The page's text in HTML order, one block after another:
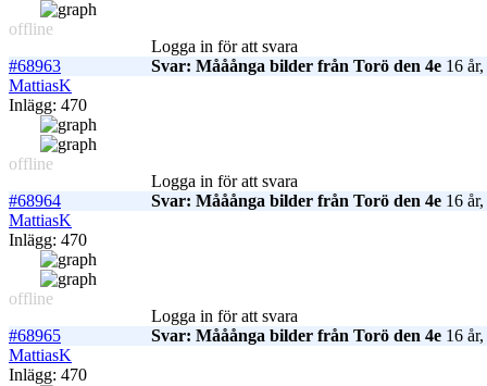
offline
Logga in för att svara
#68963
Svar: Mååånga bilder från Torö den 4e 16
MattiasK
Inlägg: 470
offline
Logga in för att svara
#68964
Svar: Mååånga bilder från Torö den 4e 16
MattiasK
Inlägg: 470
offline
Logga in för att svara
#68965
Svar: Mååånga bilder från Torö den 4e 16
MattiasK
Inlägg: 470